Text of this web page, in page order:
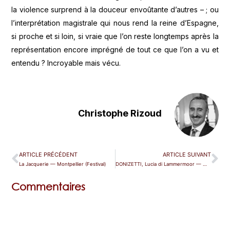
la violence surprend à la douceur envoûtante d’autres – ; ou
l’interprétation magistrale qui nous rend la reine d’Espagne,
si proche et si loin, si vraie que l’on reste longtemps après la
représentation encore imprégné de tout ce que l’on a vu et
entendu ? Incroyable mais vécu.
Christophe Rizoud
ARTICLE PRÉCÉDENT
La Jacquerie — Montpellier (Festival)
ARTICLE SUIVANT
Commentaires